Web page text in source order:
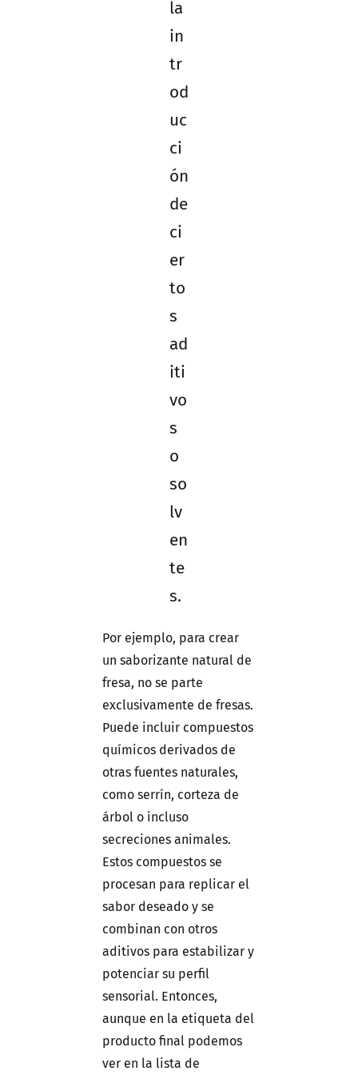
la
in
tr
od
uc
ci
ón
de
ci
er
to
s
ad
iti
vo
s
o
so
lv
en
te
s.
Por ejemplo, para crear
un saborizante natural de
fresa, no se parte
exclusivamente de fresas.
Puede incluir compuestos
químicos derivados de
otras fuentes naturales,
como serrín, corteza de
árbol o incluso
secreciones animales.
Estos compuestos se
procesan para replicar el
sabor deseado y se
combinan con otros
aditivos para estabilizar y
potenciar su perfil
sensorial. Entonces,
aunque en la etiqueta del
producto final podemos
ver en la lista de